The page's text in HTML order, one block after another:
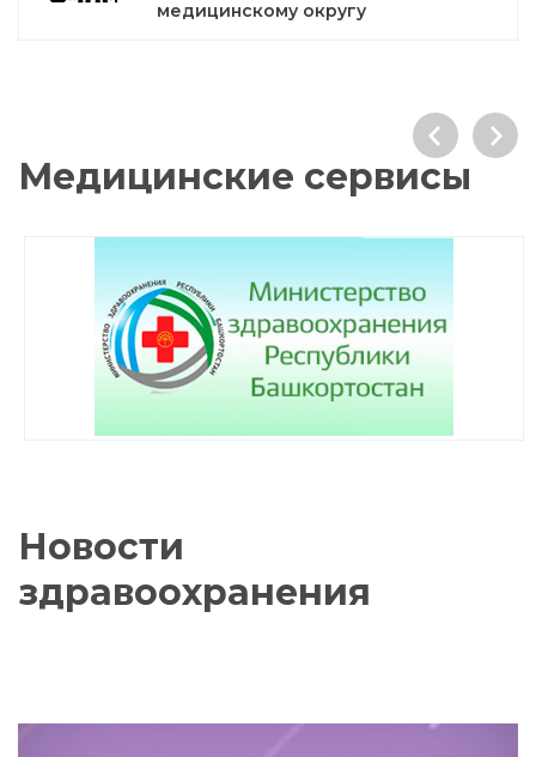
медицинскому округу
Медицинские сервисы
Новости
здравоохранения